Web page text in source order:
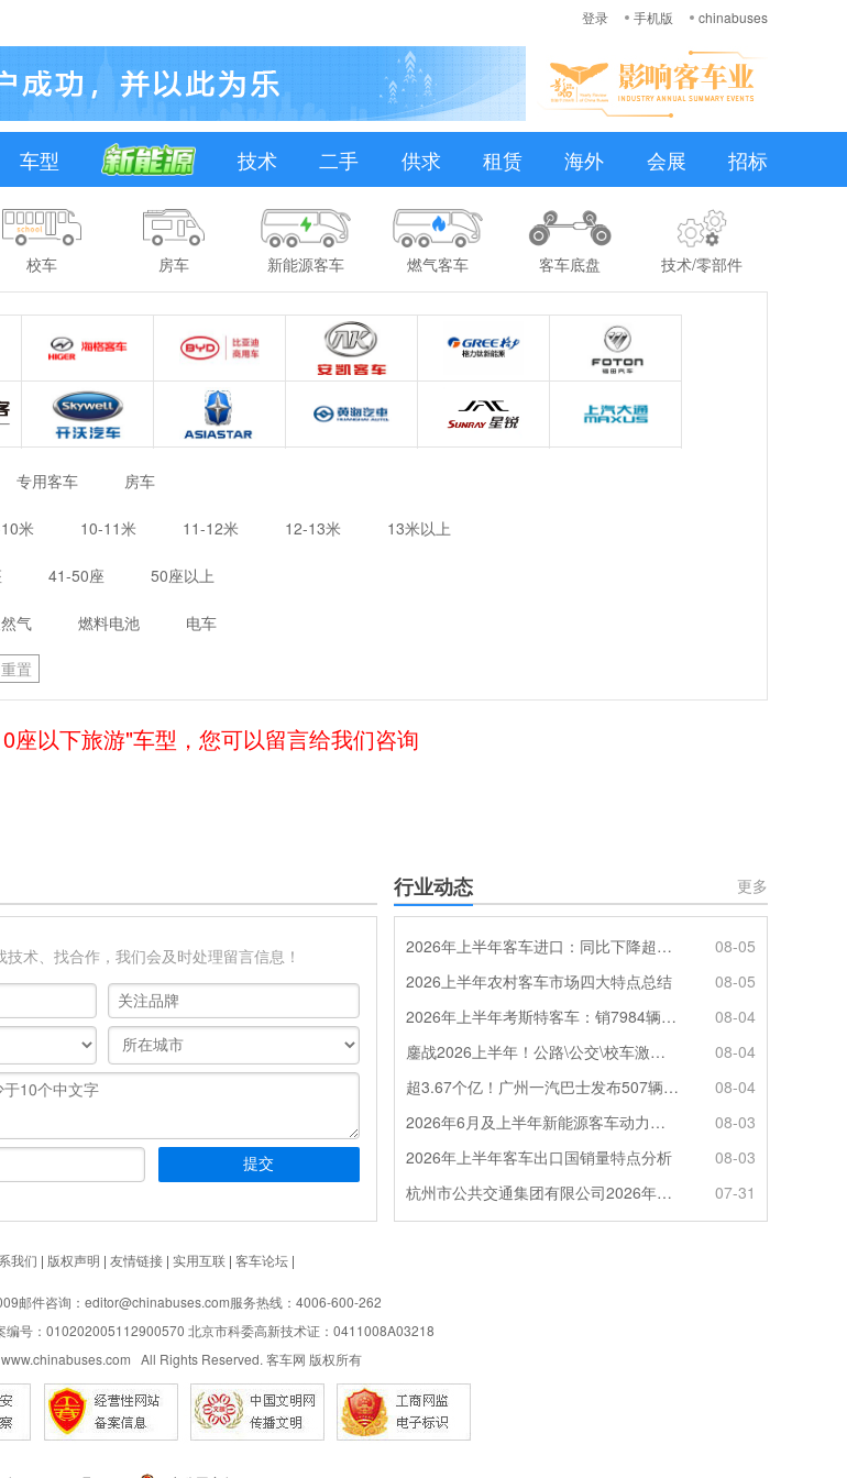
登录 手机版 chinabuses
车型 技术 二手 供求 租赁 海外 会展 招标
校车 房车 新能源客车 燃气客车 客车底盘 技术/零部件
专用客车 房车
米 10-11米 11-12米 12-13米 13米以上
41-50座 50座以上
气 燃料电池 电车
重置
座以下旅游"车型，您可以留言给我们咨询
术、找合作，我们会及时处理留言信息！
行业动态 更多
2026年上半年客车进口：同比下降超4成，轻客主体地位凸显
08-05
2026上半年农村客车市场四大特点总结
08-05
2026年上半年考斯特客车：销7984辆 6米领涨领跑 电动化提速
08-04
鏖战2026上半年！公路\公交\校车激烈角逐，谁问鼎赛道赢家?
08-04
超3.67个亿！广州一汽巴士发布507辆纯电动城市客车采购中标公告
08-04
2026年6月及上半年新能源客车动力电池装机量特点分析
08-03
2026年上半年客车出口国销量特点分析
08-03
杭州市公共交通集团有限公司2026年100辆纯电动城市客车采购招标公告
07-31
我们 | 版权声明 | 友情链接| 实用互联| 客车论坛|
邮件咨询：editor@chinabuses.com服务热线：4006-600-262
编号：010202005112900570 北京市科委高新技术证：0411008A03218
www.chinabuses.com All Rights Reserved. 客车网 版权所有